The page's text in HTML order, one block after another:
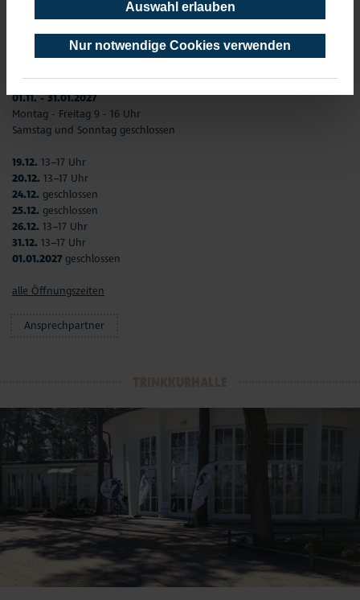
Auswahl erlauben
Nur notwendige Cookies verwenden
23.09. - 31.10.
Montag - Freitag 9–12 Uhr und 13–17 Uhr
01.11. - 31.01.2027
Montag - Freitag 9 - 16 Uhr
Samstag und Sonntag geschlossen
19.12. 13–17 Uhr
20.12. 13–17 Uhr
24.12. geschlossen
25.12. geschlossen
26.12. 13–17 Uhr
31.12. 13–17 Uhr
01.01.2027 geschlossen
alle Öffnungszeiten
Ansprechpartner